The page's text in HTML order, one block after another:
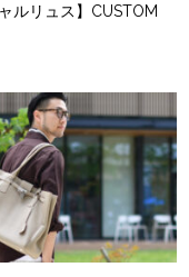
ルリュス】CUSTOM